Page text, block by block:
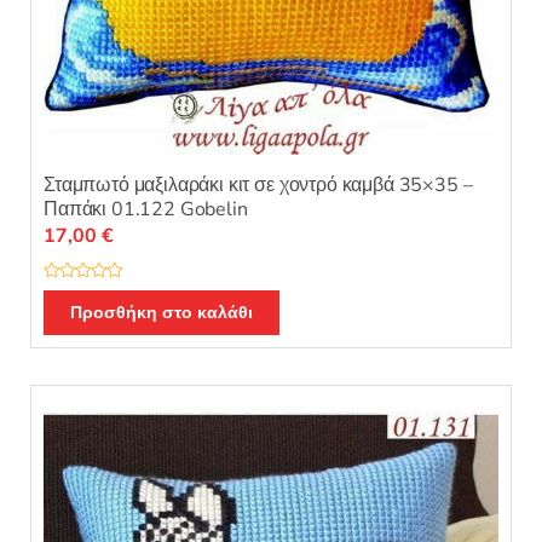
Σταμπωτό μαξιλαράκι κιτ σε χοντρό καμβά 35×35 –
Παπάκι 01.122 Gobelin
Β
μ
ο
ε
0
17,00 €
Προσθήκη στο καλάθι